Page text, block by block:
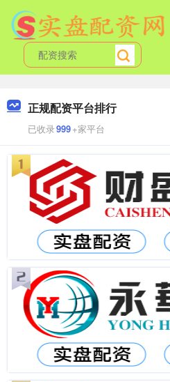
正规配资平台排行
已收录999+家平台